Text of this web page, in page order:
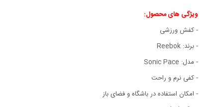
ویژگی های محصول:
- کفش ورزشی
- برند: Reebok
- مدل: Sonic Pace
- کفی نرم و راحت
- امکان استفاده در باشگاه و فضای باز